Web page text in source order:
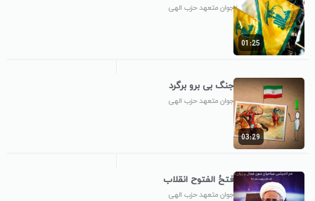
01:25
جوان متعهد حزب الهی
03:29
جنگ بی برو برگرد
جوان متعهد حزب الهی
فتحُ الفتوح انقلاب
جوان متعهد حزب الهی